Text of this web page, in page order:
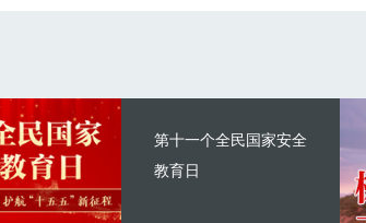
第十一个全民国家安全
教育日